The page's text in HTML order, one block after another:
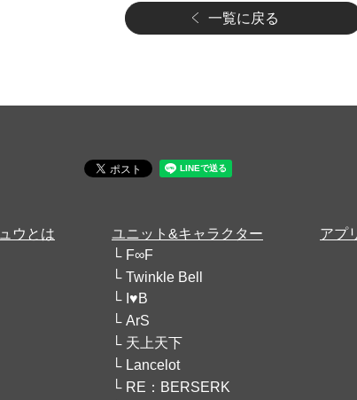
一覧に戻る
ウとは
ユニット&キャラクター
F∞F
Twinkle Bell
I♥B
ArS
天上天下
Lancelot
RE：BERSERK
アプ